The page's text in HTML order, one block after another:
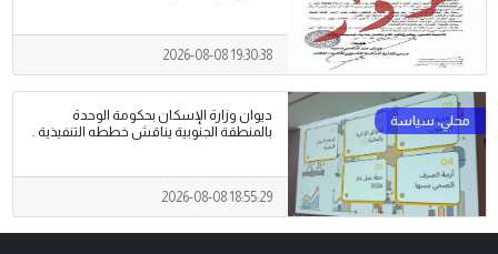
2026-08-08 19:30:38
ديوان وزارة الإسكان بحكومة الوحدة
بالمنطقة الجنوبية يناقش خططه التنفيذية .
2026-08-08 18:55:29